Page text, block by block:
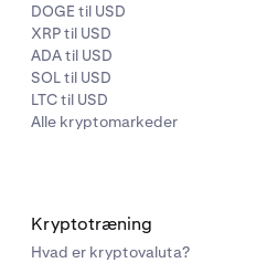
DOGE til USD
XRP til USD
ADA til USD
SOL til USD
LTC til USD
Alle kryptomarkeder
Kryptotræning
Hvad er kryptovaluta?